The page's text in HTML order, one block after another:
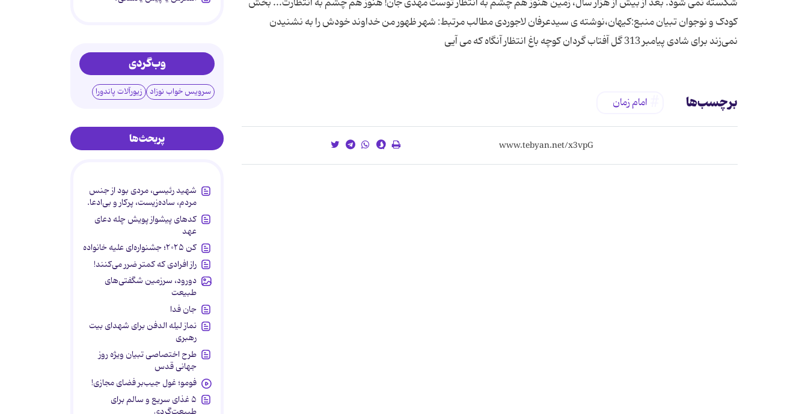
شكسته نمی شود. بعد از بیش از هزار سال، زمین هنوز هم چشم به انتظار توست مهدی جان! هنوز هم چشم به انتظارت... بخش
کودک و نوجوان تبیان منبع:کیهان،نوشته ی سیدعرفان لاجوردی مطالب مرتبط: شهر ظهور من خداوند خودش را به نشنیدن
نمی‌زند برای شادی پیامبر 313 گل آفتاب گردان كوچه باغ انتظار آنگاه كه می آیی
برچسب‌ها امام زمان
وب‌گردی
سرویس خواب نوزاد زیورآلات پاندورا
پربحث‌ها
شهید رئیسی، مردی بود از جنس
مردم، ساده‌زیست، پرکار و بی‌ادعا.
کدهای پیشواز پویش چله دعای
عهد
کن ۲۰۲۵؛ جشنواره‌ای علیه خانواده
راز افرادی که کمتر ضرر می‌کنند!
دورود، سرزمین شگفتی‌های
طبیعت
جان فدا
نماز لیله الدفن برای شهدای بیت
رهبری
طرح اختصاصی تبیان ویژه روز
جهانی قدس
فومو؛ غول جیب‌بر فضای مجازی!
۵ غذای سریع و سالم برای